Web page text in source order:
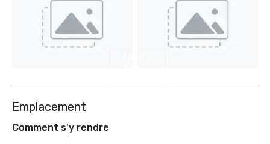
Emplacement
Comment s'y rendre